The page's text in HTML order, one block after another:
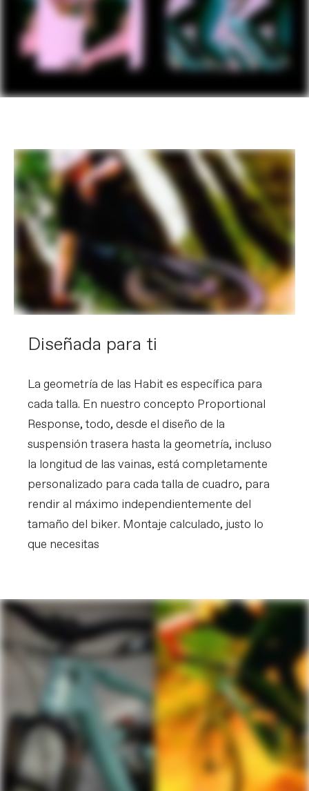
Diseñada para ti
La geometría de las Habit es específica para
cada talla. En nuestro concepto Proportional
Response, todo, desde el diseño de la
suspensión trasera hasta la geometría, incluso
la longitud de las vainas, está completamente
personalizado para cada talla de cuadro, para
rendir al máximo independientemente del
tamaño del biker. Montaje calculado, justo lo
que necesitas